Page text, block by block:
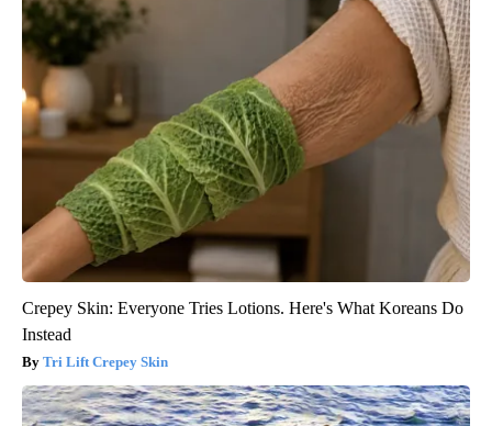
Crepey Skin: Everyone Tries Lotions. Here's What Koreans Do
Instead
Tri Lift Crepey Skin